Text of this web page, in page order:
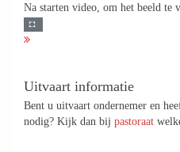
Na starten video, om het beeld te
Uitvaart informatie
Bent u uitvaart ondernemer en
nodig? Kijk dan bij pastoraat